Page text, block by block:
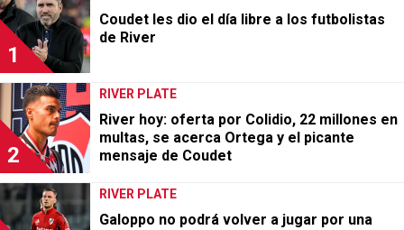
FÚTBOL ARGENTINO
Artime habló del regreso prometido de Cuti
Romero a Belgrano: “El contrato es
insignificante”